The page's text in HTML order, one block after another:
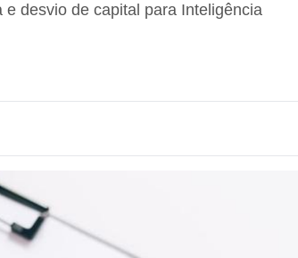
desvio de capital para Inteligência